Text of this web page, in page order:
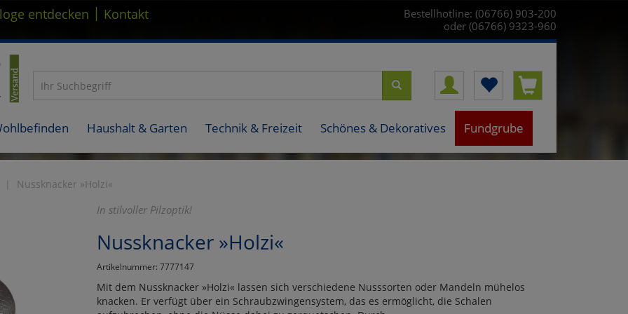
entdecken | Kontakt
Bestellhotline: (06766) 903-200
oder (06766) 9323-960
Haushalt & Garten Technik & Freizeit Schönes & Dekoratives Fundgrube
Nussknacker »Holzi«
In stilvoller Pilzoptik!
Nussknacker »Holzi«
Artikelnummer: 7777147
Mit dem Nussknacker »Holzi« lassen sich verschiedene Nusssorten oder Mandeln mühelos
knacken. Er verfügt über ein Schraubzwingensystem, das es ermöglicht, die Schalen